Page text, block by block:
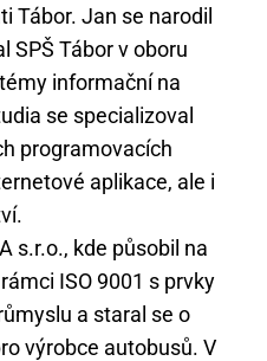
Tábor. Jan se narodil
SPŠ Tábor v oboru
informační na
se specializoval
programovacích
aplikace, ale i
s.r.o., kde působil na
ISO 9001 s prvky
a staral se o
výrobce autobusů. V